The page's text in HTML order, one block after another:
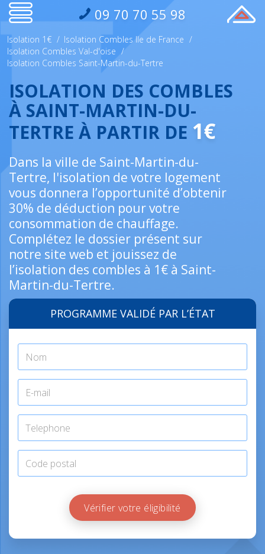
09 70 70 55 98
Isolation 1€ / Isolation Combles Ile de France /
Isolation Combles Val-d'oise /
Isolation Combles Saint-Martin-du-Tertre
ISOLATION DES COMBLES
À SAINT-MARTIN-DU-
TERTRE À PARTIR DE 1€
Dans la ville de Saint-Martin-du-
Tertre, l'isolation de votre logement
vous donnera l’opportunité d’obtenir
30% de déduction pour votre
consommation de chauffage.
Complétez le dossier présent sur
notre site web et jouissez de
l’isolation des combles à 1€ à Saint-
Martin-du-Tertre.
PROGRAMME VALIDÉ PAR L’ÉTAT
Vérifier votre éligibilité